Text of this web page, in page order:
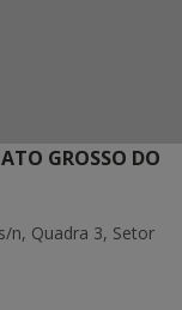
GROSSO DO
n, Quadra 3, Setor